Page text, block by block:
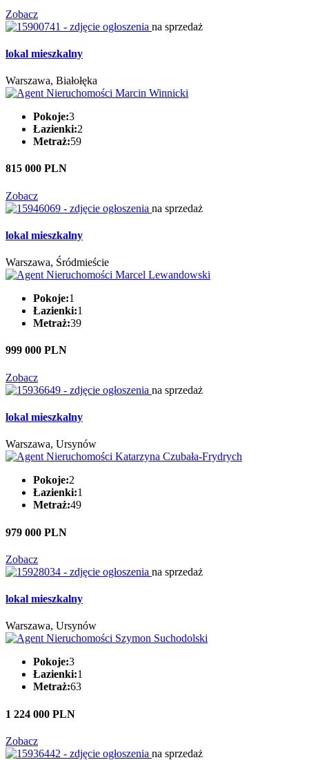
Zobacz
na sprzedaż
lokal mieszkalny
Warszawa, Białołęka
Pokoje:3
Łazienki:2
Metraż:59
815 000 PLN
Zobacz
na sprzedaż
lokal mieszkalny
Warszawa, Śródmieście
Pokoje:1
Łazienki:1
Metraż:39
999 000 PLN
Zobacz
na sprzedaż
lokal mieszkalny
Warszawa, Ursynów
Pokoje:2
Łazienki:1
Metraż:49
979 000 PLN
Zobacz
na sprzedaż
lokal mieszkalny
Warszawa, Ursynów
Pokoje:3
Łazienki:1
Metraż:63
1 224 000 PLN
Zobacz
na sprzedaż